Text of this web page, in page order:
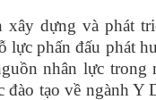
xây dựng và phát
lực phấn đấu phát
nhân lực
đào tạo về ngành